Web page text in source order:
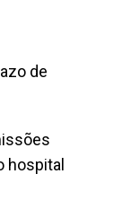
de
hospital